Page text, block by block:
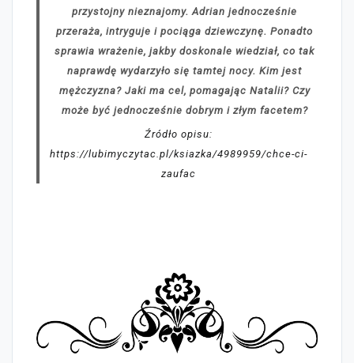
przystojny nieznajomy. Adrian jednocześnie
przeraża, intryguje i pociąga dziewczynę. Ponadto
sprawia wrażenie, jakby doskonale wiedział, co tak
naprawdę wydarzyło się tamtej nocy. Kim jest
mężczyzna? Jaki ma cel, pomagając Natalii? Czy
może być jednocześnie dobrym i złym facetem?
Źródło opisu:
https://lubimyczytac.pl/ksiazka/4989959/chce-ci-
zaufac